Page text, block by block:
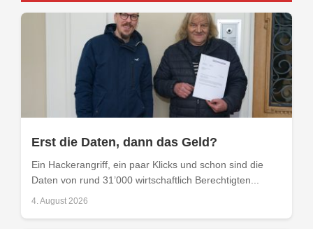
Erst die Daten, dann das Geld?
Ein Hackerangriff, ein paar Klicks und schon sind die
Daten von rund 31’000 wirtschaftlich Berechtigten...
4. August 2026